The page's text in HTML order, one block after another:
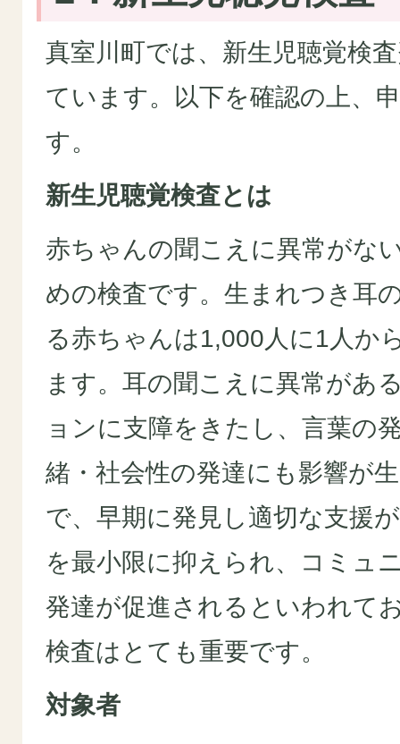
真室川町では、新生児聴覚検
ています。以下を確認の上、
す。
新生児聴覚検査とは
赤ちゃんの聞こえに異常がな
めの検査です。生まれつき耳
る赤ちゃんは1,000人に1人か
ます。耳の聞こえに異常があ
ョンに支障をきたし、言葉の
緒・社会性の発達にも影響が
で、早期に発見し適切な支援
を最小限に抑えられ、コミュ
発達が促進されるといわれて
検査はとても重要です。
対象者